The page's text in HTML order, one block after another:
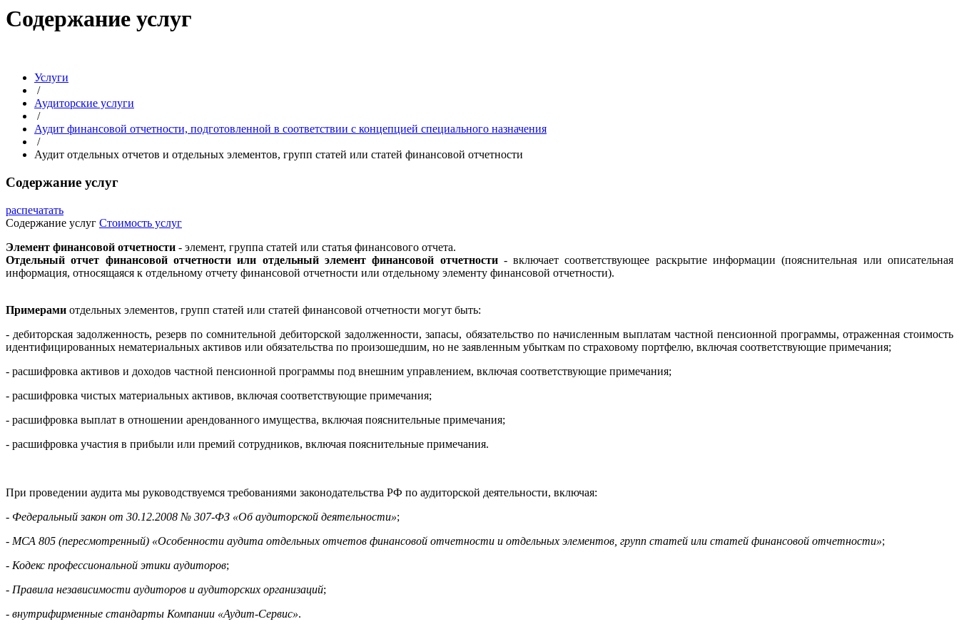
Содержание услуг
Услуги
/
Аудиторские услуги
/
Аудит финансовой отчетности, подготовленной в соответствии с концепцией специального назначения
/
Аудит отдельных отчетов и отдельных элементов, групп статей или статей финансовой отчетности
Содержание услуг
распечатать
Содержание услуг Стоимость услуг
Элемент финансовой отчетности - элемент, группа статей или статья финансового отчета.
Отдельный отчет финансовой отчетности или отдельный элемент финансовой отчетности- включает соответствующее раскрытие информации (пояснительная или описательная
информация, относящаяся к отдельному отчету финансовой отчетности или отдельному элементу финансовой отчетности).
Примерами отдельных элементов, групп статей или статей финансовой отчетности могут быть:
- дебиторская задолженность, резерв по сомнительной дебиторской задолженности, запасы, обязательство по начисленным выплатам частной пенсионной программы, отраженная стоимость
идентифицированных нематериальных активов или обязательства по произошедшим, но не заявленным убыткам по страховому портфелю, включая соответствующие примечания;
- расшифровка активов и доходов частной пенсионной программы под внешним управлением, включая соответствующие примечания;
- расшифровка чистых материальных активов, включая соответствующие примечания;
- расшифровка выплат в отношении арендованного имущества, включая пояснительные примечания;
- расшифровка участия в прибыли или премий сотрудников, включая пояснительные примечания.
При проведении аудита мы руководствуемся требованиями законодательства РФ по аудиторской деятельности, включая:
- Федеральный закон от 30.12.2008 № 307-ФЗ «Об аудиторской деятельности»;
- МСА 805 (пересмотренный) «Особенности аудита отдельных отчетов финансовой отчетности и отдельных элементов, групп статей или статей финансовой отчетности»;
- Кодекс профессиональной этики аудиторов;
- Правила независимости аудиторов и аудиторских организаций;
- внутрифирменные стандарты Компании «Аудит-Сервис».